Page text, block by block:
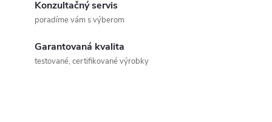
Konzultačný servis
poradíme vám s výberom
Garantovaná kvalita
testované, certifikované výrobky